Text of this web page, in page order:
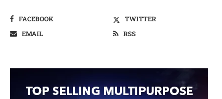
FACEBOOK
TWITTER
EMAIL
RSS